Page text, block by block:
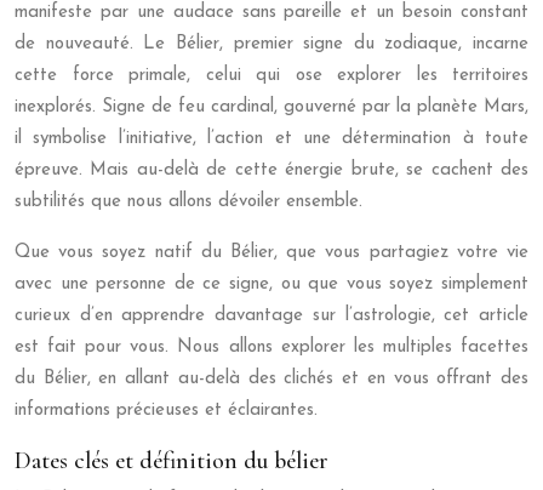
manifeste par une audace sans pareille et un besoin constant
de nouveauté. Le Bélier, premier signe du zodiaque, incarne
cette force primale, celui qui ose explorer les territoires
inexplorés. Signe de feu cardinal, gouverné par la planète Mars,
il symbolise l’initiative, l’action et une détermination à toute
épreuve. Mais au-delà de cette énergie brute, se cachent des
subtilités que nous allons dévoiler ensemble.
Que vous soyez natif du Bélier, que vous partagiez votre vie
avec une personne de ce signe, ou que vous soyez simplement
curieux d’en apprendre davantage sur l’astrologie, cet article
est fait pour vous. Nous allons explorer les multiples facettes
du Bélier, en allant au-delà des clichés et en vous offrant des
informations précieuses et éclairantes.
Dates clés et définition du bélier